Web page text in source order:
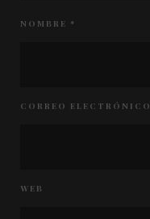
NOMBRE *
CORREO ELECTRÓNICO
WEB